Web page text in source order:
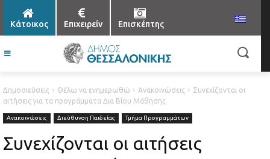
Κάτοικος Επιχειρείν Επισκέπτης
Δημοσιεύσεις Θέλω να ενημερωθώ Ανακοινώσεις
Συνεχίζονται οι
αιτήσεις για τα προγράμματα Δια Βίου Μάθησης
Ανακοινώσεις Διεύθυνση Παιδείας Τμήμα Προγραμμάτων
Συνεχίζονται οι αιτήσεις